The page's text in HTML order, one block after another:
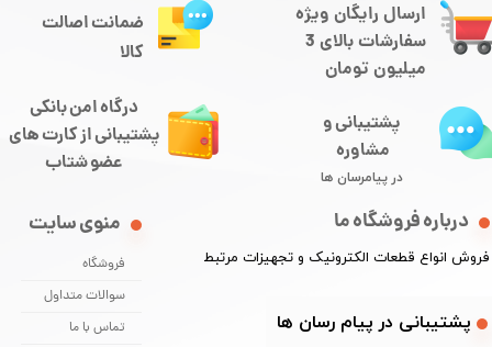
ارسال رایگان ویژه
سفارشات بالای 3
میلیون تومان
درباره فروشگاه ما
​فروش انواع قطعات الکترونیک و تجهیزات مرتبط
منوی سایت
فروشگاه
سوالات متداول
تماس با ما
​​پشتیبانی در پیام رسان ها
درگاه امن بانکی
​​​​​​پشتیبانی از کارت های
​​​​​​​عضو شتاب
پشتیبانی و
مشاوره
در پیامرسان ها
ضمانت اصالت
کالا